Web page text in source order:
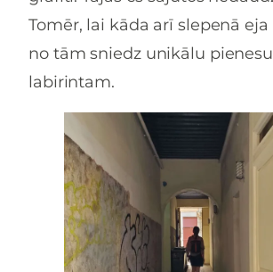
Tomēr, lai kāda arī slepenā
no tām sniedz unikālu
labirintam.